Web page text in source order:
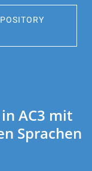
AC3 mit
Sprachen